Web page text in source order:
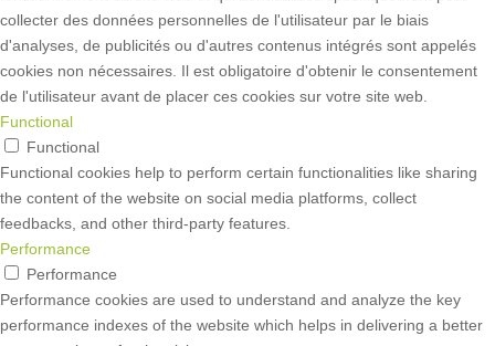
collecter des données personnelles de l'utilisateur par le biais
d'analyses, de publicités ou d'autres contenus intégrés sont appelés
cookies non nécessaires. Il est obligatoire d'obtenir le consentement
de l'utilisateur avant de placer ces cookies sur votre site web.
Functional
Functional
Functional cookies help to perform certain functionalities like sharing
the content of the website on social media platforms, collect
feedbacks, and other third-party features.
Performance
Performance
Performance cookies are used to understand and analyze the key
performance indexes of the website which helps in delivering a better